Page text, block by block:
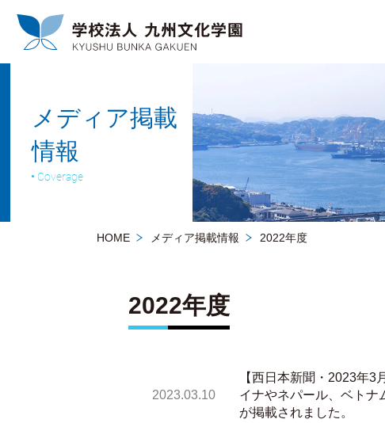
メディア掲載
情報
Coverage
HOME メディア掲載情報 2022年度
2022年度
2023.03.10
【西日本新聞・2023年
イナやネパール、ベトナ
が掲載されました。